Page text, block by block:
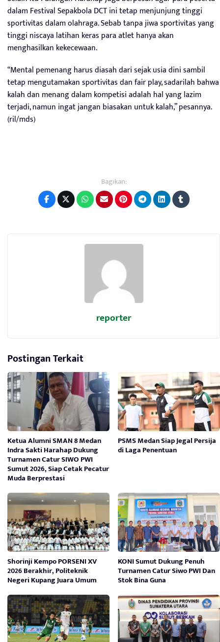
dalam Festival Sepakbola DCT ini tetap menjunjung tinggi
sportivitas dalam olahraga. Sebab tanpa jiwa sportivitas yang
tinggi niscaya latihan keras para atlet hanya akan
menghasilkan kekecewaan.
“Mental pemenang harus diasah dari sejak usia dini sambil
tetap mengutamakan sportivitas dan fair play, sadarilah bahwa
kalah dan menang dalam kompetisi adalah hal yang lazim
terjadi, namun ingat jangan biasakan untuk kalah,” pesannya.
(ril/mds)
Bagikan:
reporter
Postingan Terkait
Ketua Alumni SMAN 8 Medan
Indra Sakti Harahap Dukung
Turnamen Catur SIWO PWI
Sumut 2026, Siap Cetak Pecatur
Muda Berprestasi
PSMS Medan Siap Jegal Persija
di Laga Penentuan
Shorinji Kempo PORSENI XV
2026 Berakhir, Politeknik
Negeri Kupang Juara Umum
KONI Sumut Dukung Penuh
Turnamen Catur Siwo PWI Dan
Stok Bina Guna